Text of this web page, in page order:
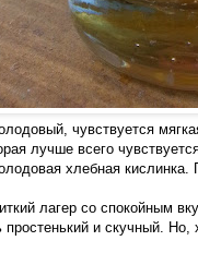
чувствуется
лучше всего
хлебная кислинка.
лагер со спокойным
простенький и скучный. Но,